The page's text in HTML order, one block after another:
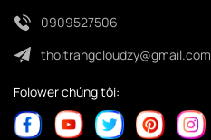
0909527506
thoitrangcloudzy@gmail.com
Folower chúng tôi: